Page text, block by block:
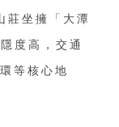
莊坐擁「大潭
度高，交通
等核心地